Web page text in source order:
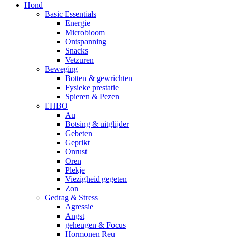
Hond
Basic Essentials
Energie
Microbioom
Ontspanning
Snacks
Vetzuren
Beweging
Botten & gewrichten
Fysieke prestatie
Spieren & Pezen
EHBO
Au
Botsing & uitglijder
Gebeten
Geprikt
Onrust
Oren
Plekje
Viezigheid gegeten
Zon
Gedrag & Stress
Agressie
Angst
geheugen & Focus
Hormonen Reu